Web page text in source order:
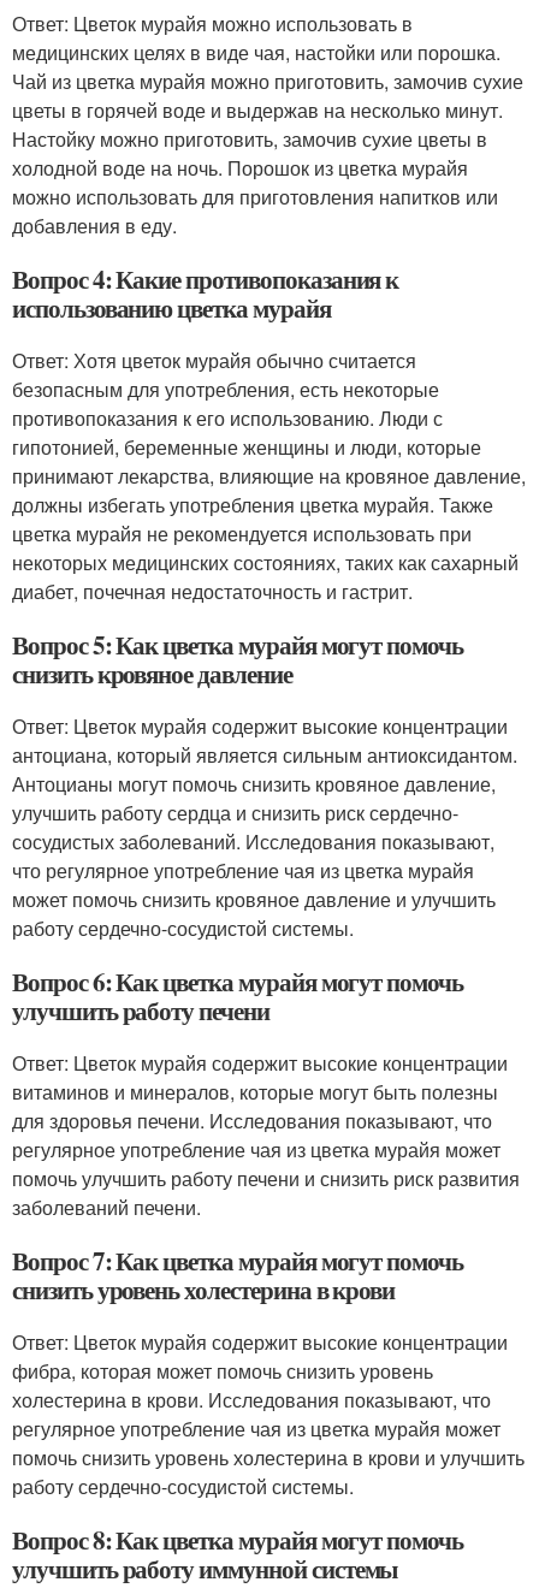
Ответ: Цветок мурайя можно использовать в
медицинских целях в виде чая, настойки или порошка.
Чай из цветка мурайя можно приготовить, замочив сухие
цветы в горячей воде и выдержав на несколько минут.
Настойку можно приготовить, замочив сухие цветы в
холодной воде на ночь. Порошок из цветка мурайя
можно использовать для приготовления напитков или
добавления в еду.
Вопрос 4: Какие противопоказания к
использованию цветка мурайя
Ответ: Хотя цветок мурайя обычно считается
безопасным для употребления, есть некоторые
противопоказания к его использованию. Люди с
гипотонией, беременные женщины и люди, которые
принимают лекарства, влияющие на кровяное давление,
должны избегать употребления цветка мурайя. Также
цветка мурайя не рекомендуется использовать при
некоторых медицинских состояниях, таких как сахарный
диабет, почечная недостаточность и гастрит.
Вопрос 5: Как цветка мурайя могут помочь
снизить кровяное давление
Ответ: Цветок мурайя содержит высокие концентрации
антоциана, который является сильным антиоксидантом.
Антоцианы могут помочь снизить кровяное давление,
улучшить работу сердца и снизить риск сердечно-
сосудистых заболеваний. Исследования показывают,
что регулярное употребление чая из цветка мурайя
может помочь снизить кровяное давление и улучшить
работу сердечно-сосудистой системы.
Вопрос 6: Как цветка мурайя могут помочь
улучшить работу печени
Ответ: Цветок мурайя содержит высокие концентрации
витаминов и минералов, которые могут быть полезны
для здоровья печени. Исследования показывают, что
регулярное употребление чая из цветка мурайя может
помочь улучшить работу печени и снизить риск развития
заболеваний печени.
Вопрос 7: Как цветка мурайя могут помочь
снизить уровень холестерина в крови
Ответ: Цветок мурайя содержит высокие концентрации
фибра, которая может помочь снизить уровень
холестерина в крови. Исследования показывают, что
регулярное употребление чая из цветка мурайя может
помочь снизить уровень холестерина в крови и улучшить
работу сердечно-сосудистой системы.
Вопрос 8: Как цветка мурайя могут помочь
улучшить работу иммунной системы